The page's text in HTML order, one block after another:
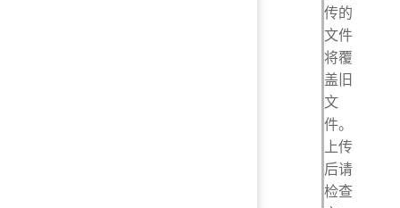
传的
文件
将覆
盖旧
文
件。
上传
后请
检查